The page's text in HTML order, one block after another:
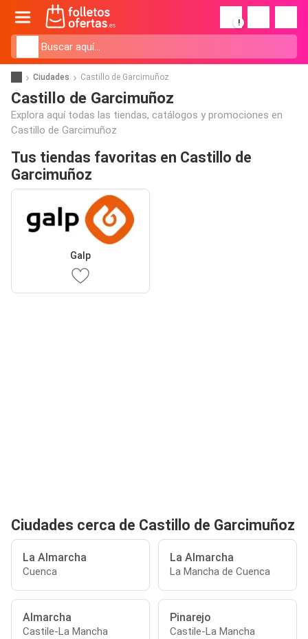
!
Ciudades Castillo de Garcimuñoz
Castillo de Garcimuñoz
Explora aquí todas las tiendas, catálogos y promociones en
Castillo de Garcimuñoz
Tus tiendas favoritas en Castillo de
Garcimuñoz
Galp
Ciudades cerca de Castillo de Garcimuñoz
La Almarcha
Cuenca
La Almarcha
La Mancha de Cuenca
Almarcha
Castile-La Mancha
Pinarejo
Castile-La Mancha